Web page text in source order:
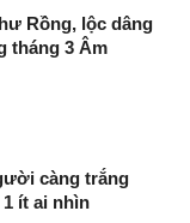
Rồng, lộc dâng
tháng 3 Âm
càng trắng
ít ai nhìn